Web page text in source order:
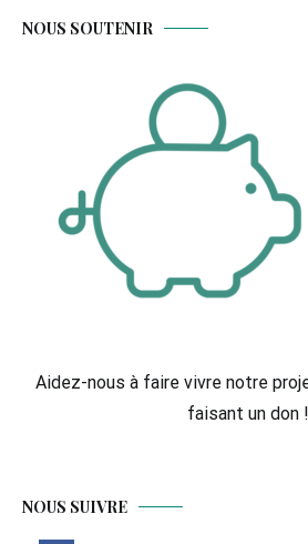
NOUS SOUTENIR
Aidez-nous à faire vivre notre
faisant un don !
NOUS SUIVRE